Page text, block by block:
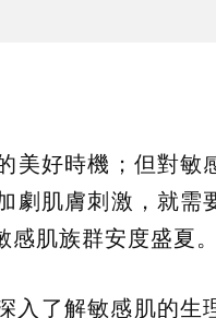
美好時機；但對敏
劇肌膚刺激，就
肌族群安度盛夏。
入了解敏感肌的